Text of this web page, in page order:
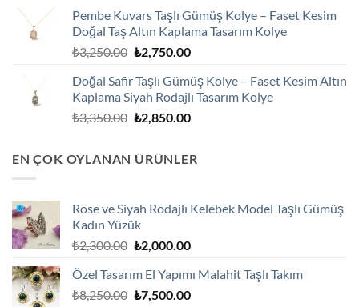
₺2,100.00.fiyat:
₺1,800.00.
Pembe Kuvars Taşlı Gümüş Kolye – Faset Kesim
Doğal Taş Altın Kaplama Tasarım Kolye
₺3,250.00 Orijinal
₺3,250.00.
₺2,750.00Şu
fiyat:
₺2,750.00.
Doğal Safir Taşlı Gümüş Kolye – Faset Kesim Altın
Kaplama Siyah Rodajlı Tasarım Kolye
₺3,350.00 Orijinal
₺3,350.00.
₺2,850.00Şu
₺2,850.00.
EN ÇOK OYLANAN ÜRÜNLER
Rose ve Siyah Rodajlı Kelebek Model Taşlı Gümüş
Kadın Yüzük
₺2,300.00 Orijinal
₺2,300.00.
₺2,000.00Şu
fiyat:
₺2,000.00.
Özel Tasarım El Yapımı Malahit Taşlı Takım
₺8,250.00 Orijinal
₺7,500.00Şu